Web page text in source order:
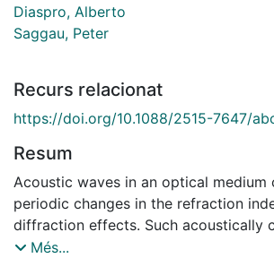
Diaspro, Alberto
Saggau, Peter
Recurs relacionat
https://doi.org/10.1088/2515-7647/
Resum
Acoustic waves in an optical medium
periodic changes in the refraction
diffraction effects. Such acoustically
diffraction can be used to modulate,
Més...